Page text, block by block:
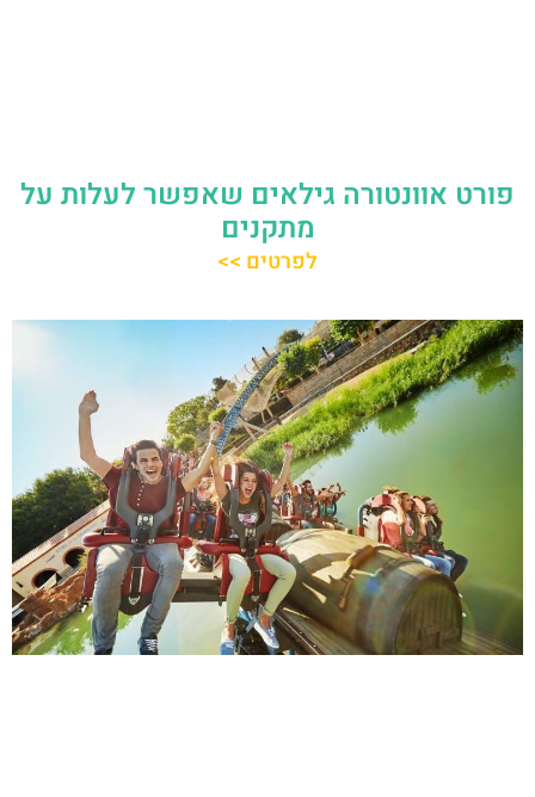
פורט אוונטורה גילאים שאפשר לעלות על
מתקנים
לפרטים >>